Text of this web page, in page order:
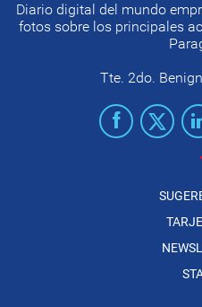
Diario digital del mundo
fotos sobre los principales
Tte. 2do.